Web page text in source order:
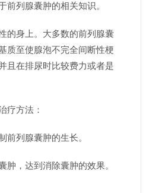
前列腺囊肿的相关知识。
的身上。大多数的前列腺囊
质至使腺泡不完全间断性梗
且在排尿时比较费力或者是
疗方法：
前列腺囊肿的生长。
肿，达到消除囊肿的效果。